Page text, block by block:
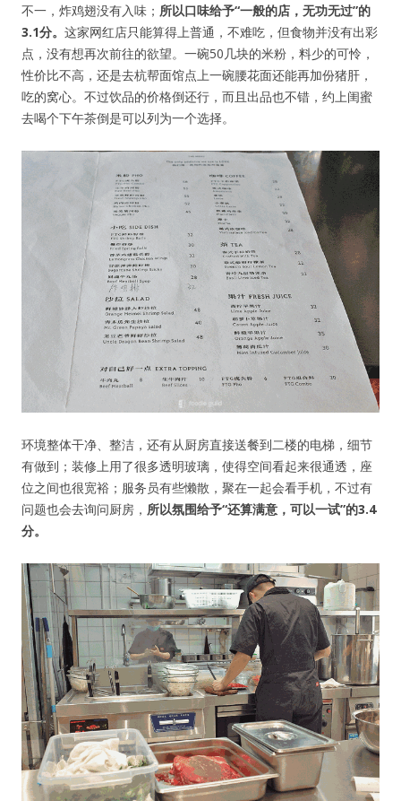
不一，炸鸡翅没有入味； 所以口味给予“一般的店，无功无过”的
3.1分。 这家网红店只能算得上普通，不难吃，但食物并没有出彩
点，没有想再次前往的欲望。一碗50几块的米粉，料少的可怜，
性价比不高，还是去杭帮面馆点上一碗腰花面还能再加份猪肝，
吃的窝心。不过饮品的价格倒还行，而且出品也不错，约上闺蜜
去喝个下午茶倒是可以列为一个选择。
环境整体干净、整洁，还有从厨房直接送餐到二楼的电梯，细节
有做到；装修上用了很多透明玻璃，使得空间看起来很通透，座
位之间也很宽裕；服务员有些懒散，聚在一起会看手机，不过有
问题也会去询问厨房， 所以氛围给予“还算满意，可以一试”的3.4
分。